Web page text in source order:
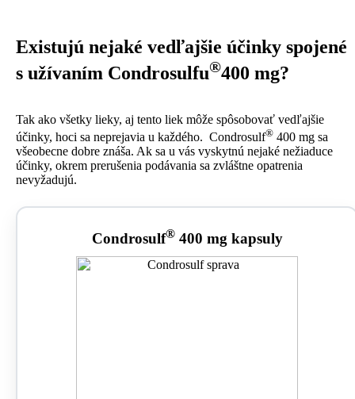
Existujú nejaké vedľajšie účinky spojené
s užívaním Condrosulfu®400 mg?
Tak ako všetky lieky, aj tento liek môže spôsobovať vedľajšie
účinky, hoci sa neprejavia u každého. Condrosulf® 400 mg sa
všeobecne dobre znáša. Ak sa u vás vyskytnú nejaké nežiaduce
účinky, okrem prerušenia podávania sa zvláštne opatrenia
nevyžadujú.
Condrosulf®400 mg kapsuly